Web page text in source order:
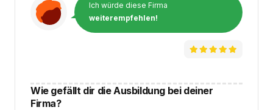
Ich würde diese Firma
weiterempfehlen!
Wie gefällt dir die Ausbildung bei deiner
Firma?